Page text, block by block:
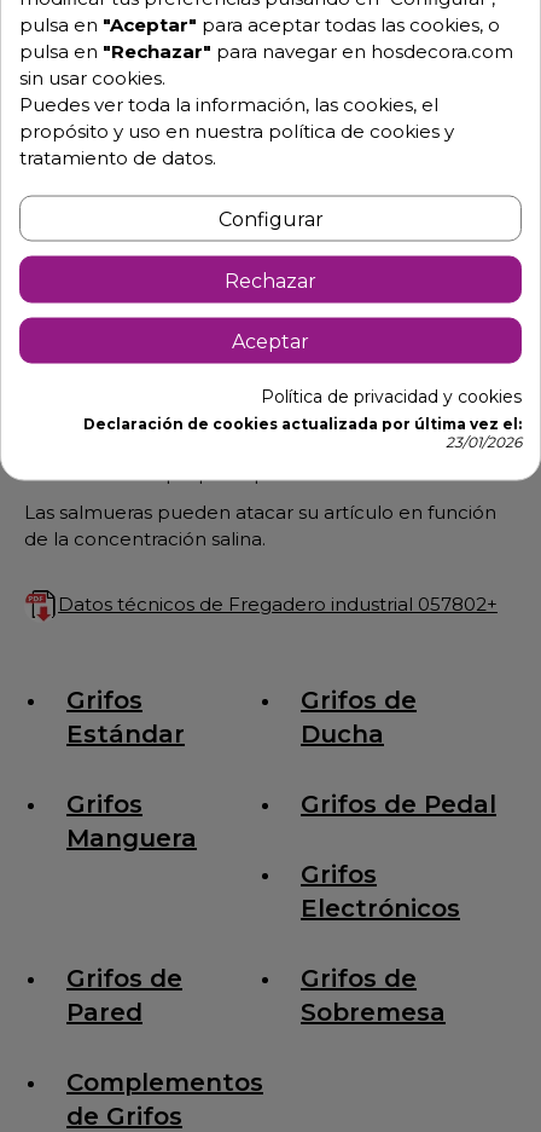
reforzada.
Patas cuadradas de 40x40 mm. Las patas posteriores
están desplazadas para adaptarse a la curva sanitaria
del suelo.
Tacos regulables con un recorrido de 30 mm.
de 0,8 mm, reforzado
Estructura enteramente soldada y resistente.
Montaje no necesario.
Concebidas para una utilización profesional. Una
mesa inox tiene como función ser el soporte para un
No usamos madera para reforzar nuestras mesas,
siempre se refuerzan con acero inoxidable ya que la
Las salmueras pueden atacar su artículo en función
de la concentración salina.
Datos técnicos de Fregadero industrial 057802+
Grifos
Estándar
Grifos de
Ducha
Grifos
Manguera
Grifos de Pedal
Grifos
Electrónicos
Grifos de
Pared
Grifos de
Sobremesa
Complementos
de Grifos
pulsa en "Aceptar" para aceptar todas las cookies, o
pulsa en "Rechazar" para navegar en hosdecora.com
sin usar cookies.
Puedes ver toda la información, las cookies, el
propósito y uso en nuestra política de cookies y
tratamiento de datos.
Configurar
Rechazar
Aceptar
Política de privacidad y cookies
Declaración de cookies actualizada por última vez el:
23/01/2026